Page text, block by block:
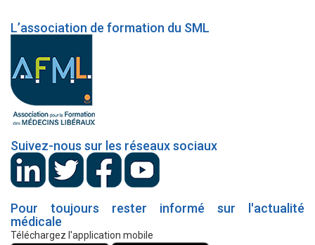
L’association de formation du SML
Suivez-nous sur les réseaux sociaux
Pour toujours rester informé sur l'actualité
médicale
Téléchargez l'application mobile